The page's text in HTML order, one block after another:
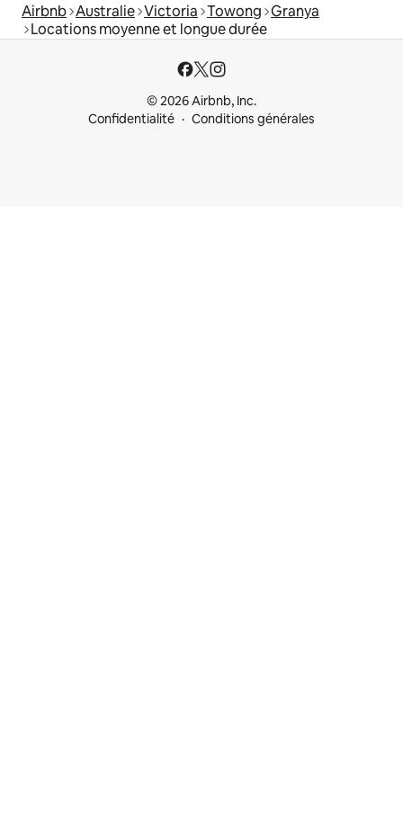
Airbnb Australie Victoria Towong Granya
Locations moyenne et longue durée
© 2026 Airbnb, Inc.
Confidentialité
Conditions générales